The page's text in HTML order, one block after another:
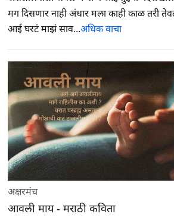
मग दिसणार नाही अंधार मला काही काळ तरी
आई घरटं माझं साव...अधिक वाचा
अक्षरमंच
आवली माय - मराठी कविता